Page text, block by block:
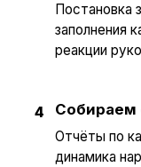
Постановка
заполнения
реакции
4 Собираем
Отчёты по
динамика